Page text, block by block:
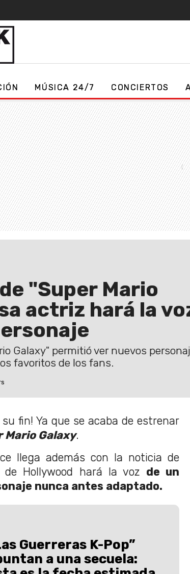
MÚSICA 24/7 CONCIERTOS
"Super Mario
actriz hará la
Galaxy" permitió ver nuevos
favoritos de los fans.
su fin! Ya que se acaba de estrenar
Mario Galaxy.
llega además con la noticia de
Hollywood hará la voz de un
nunca antes adaptado.
Guerreras K-Pop”
a una secuela: